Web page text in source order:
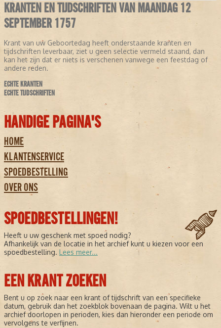
KRANTEN EN TIJDSCHRIFTEN VAN MAANDAG 12
SEPTEMBER 1757
Krant van uw Geboortedag heeft onderstaande kranten en
tijdschriften leverbaar, ziet u geen selectie vermeld staand, dan
kan het zijn dat er niets is verschenen vanwege een feestdag of
andere reden.
ECHTE KRANTEN
ECHTE TIJDSCHRIFTEN
HANDIGE PAGINA'S
HOME
KLANTENSERVICE
SPOEDBESTELLING
OVER ONS
SPOEDBESTELLINGEN!
Heeft u uw geschenk met spoed nodig?
Afhankelijk van de locatie in het archief kunt u kiezen voor een
spoedbestelling. Lees meer...
EEN KRANT ZOEKEN
Bent u op zoek naar een krant of tijdschrift van een specifieke
datum, gebruik dan het zoekblok bovenaan de pagina. Wilt u het
archief doorlopen in perioden, kies dan hieronder een periode om
vervolgens te verfijnen.